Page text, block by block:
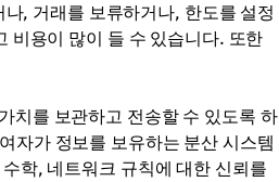
, 거래를 보류하거나, 한도를 설정
비용이 많이 들 수 있습니다. 또한
치를 보관하고 전송할 수 있도록 하
자가 정보를 보유하는 분산 시스템
학, 네트워크 규칙에 대한 신뢰를